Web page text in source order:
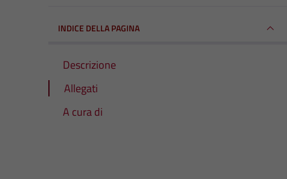
INDICE DELLA PAGINA
Descrizione
Allegati
A cura di